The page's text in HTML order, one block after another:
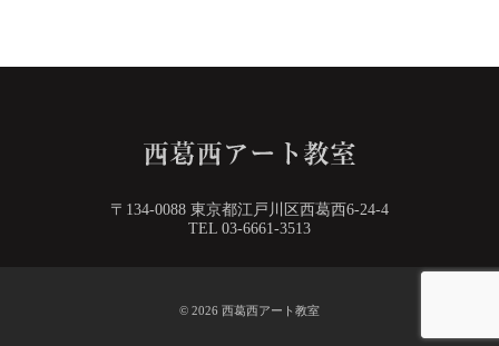
〒134-0088 東京都江戸川区西葛西6-24-4
TEL 03-6661-3513
© 2026 西葛西アート教室